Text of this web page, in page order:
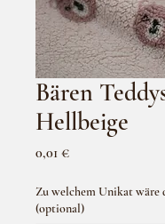
Bären
Hellbeige
0,01 €Preis
Zu welchem Unikat wäre
(optional)